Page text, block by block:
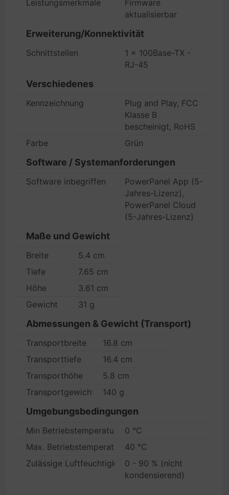
Leistungsmerkmale
Firmware
aktualisierbar
Erweiterung/Konnektivität
Schnittstellen
1 x 100Base-TX -
RJ-45
Verschiedenes
Kennzeichnung
Plug and Play, FCC
Klasse B
bescheinigt, RoHS
Farbe
Grün
Software / Systemanforderungen
Software inbegriffen
PowerPanel App (5-
Jahres-Lizenz),
PowerPanel Cloud
(5-Jahres-Lizenz)
Maße und Gewicht
Breite
5.4 cm
Tiefe
7.65 cm
Höhe
3.61 cm
Gewicht
31 g
Abmessungen & Gewicht (Transport)
Transportbreite
16.8 cm
Transporttiefe
16.4 cm
Transporthöhe
5.8 cm
Transportgewicht
140 g
Umgebungsbedingungen
Min Betriebstemperatur
0 °C
Max. Betriebstemperatur
40 °C
Zulässige Luftfeuchtigkeit im Betrieb
0 - 90 % (nicht
kondensierend)